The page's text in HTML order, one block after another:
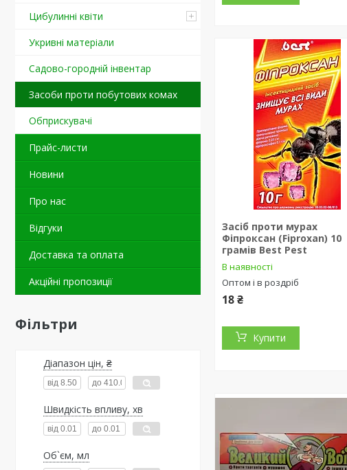
Цибулинні квіти
Укривні матеріали
Садово-городній інвентар
Засоби проти побутових комах
Обприскувачі
Прайс-листи
Новини
Про нас
Відгуки
Доставка та оплата
Акційні пропозиції
Фільтри
Діапазон цін, ₴
Швидкість впливу, хв
Об`єм, мл
Засіб проти мурах
Фіпроксан (Fiproxan) 10
грамів Best Pest
В наявності
Оптом і в роздріб
18 ₴
Купити